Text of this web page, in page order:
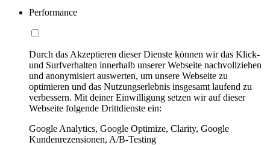
Performance
Durch das Akzeptieren dieser Dienste können wir das Klick-
und Surfverhalten innerhalb unserer Webseite nachvollziehen
und anonymisiert auswerten, um unsere Webseite zu
optimieren und das Nutzungserlebnis insgesamt laufend zu
verbessern. Mit deiner Einwilligung setzen wir auf dieser
Webseite folgende Drittdienste ein:
Google Analytics, Google Optimize, Clarity, Google
Kundenrezensionen, A/B-Testing